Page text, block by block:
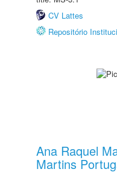
CV Lattes
Repositório
Ana Raquel
Martins